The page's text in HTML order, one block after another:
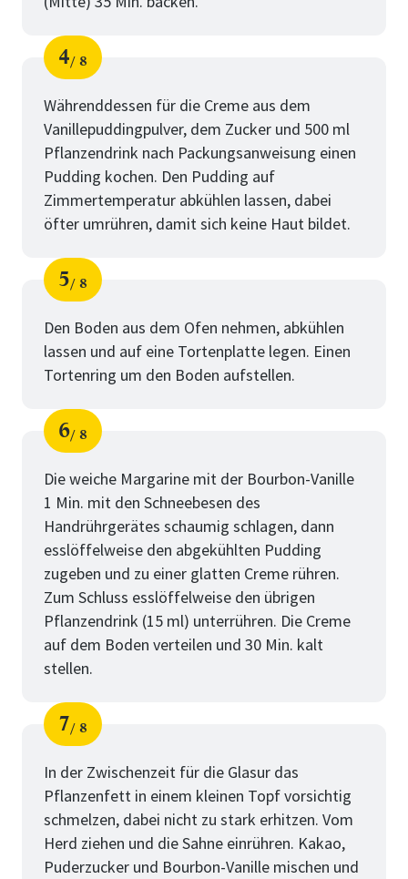
Schritt
4
von
8
Währenddessen für die Creme aus dem
Vanillepuddingpulver, dem Zucker und 500 ml
Pflanzendrink nach Packungsanweisung einen
Pudding kochen. Den Pudding auf
Zimmertemperatur abkühlen lassen, dabei
öfter umrühren, damit sich keine Haut bildet.
Schritt
5
von
8
Den Boden aus dem Ofen nehmen, abkühlen
lassen und auf eine Tortenplatte legen. Einen
Tortenring um den Boden aufstellen.
Schritt
6
von
8
Die weiche Margarine mit der Bourbon-Vanille
1 Min. mit den Schneebesen des
Handrührgerätes schaumig schlagen, dann
esslöffelweise den abgekühlten Pudding
zugeben und zu einer glatten Creme rühren.
Zum Schluss esslöffelweise den übrigen
Pflanzendrink (15 ml) unterrühren. Die Creme
auf dem Boden verteilen und 30 Min. kalt
stellen.
Schritt
7
von
8
In der Zwischenzeit für die Glasur das
Pflanzenfett in einem kleinen Topf vorsichtig
schmelzen, dabei nicht zu stark erhitzen. Vom
Herd ziehen und die Sahne einrühren. Kakao,
Puderzucker und Bourbon-Vanille mischen und